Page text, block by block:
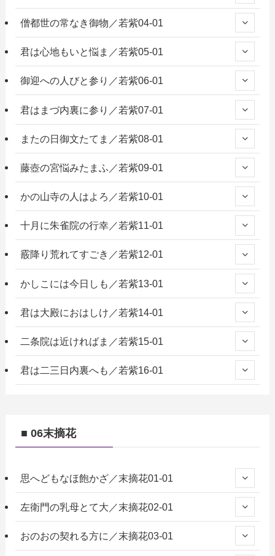
僧都世の常なき御物／若紫04-01
君は心地もいと悩ま／若紫05-01
御迎への人びと参り／若紫06-01
君はまづ内裏に参り／若紫07-01
またの日御文たてま／若紫08-01
藤壺の宮悩みたまふ／若紫09-01
かの山寺の人はよろ／若紫10-01
十月に朱雀院の行幸／若紫11-01
霰降り荒れてすごき／若紫12-01
かしこには今日しも／若紫13-01
君は大殿におはしけ／若紫14-01
二条院は近ければま／若紫15-01
君は二三日内裏へも／若紫16-01
■ 06末摘花
思へどもなほ飽かざ／末摘花01-01
左衛門の乳母とて大／末摘花02-01
おのおの契れる方に／末摘花03-01